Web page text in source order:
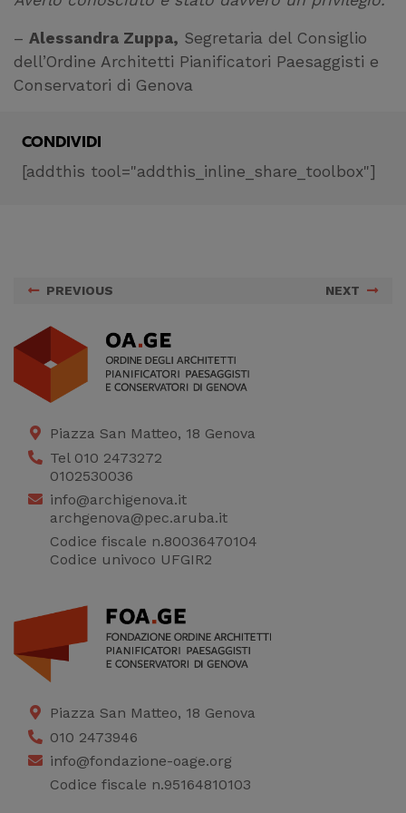
– Alessandra Zuppa, Segretaria del Consiglio
dell’Ordine Architetti Pianificatori Paesaggisti e
Conservatori di Genova
CONDIVIDI
[addthis tool="addthis_inline_share_toolbox"]
PREVIOUS NEXT
Piazza San Matteo, 18 Genova
Tel 010 2473272
0102530036
info@archigenova.it
archgenova@pec.aruba.it
Codice fiscale n.80036470104
Codice univoco UFGIR2
Piazza San Matteo, 18 Genova
010 2473946
info@fondazione-oage.org
Codice fiscale n.95164810103